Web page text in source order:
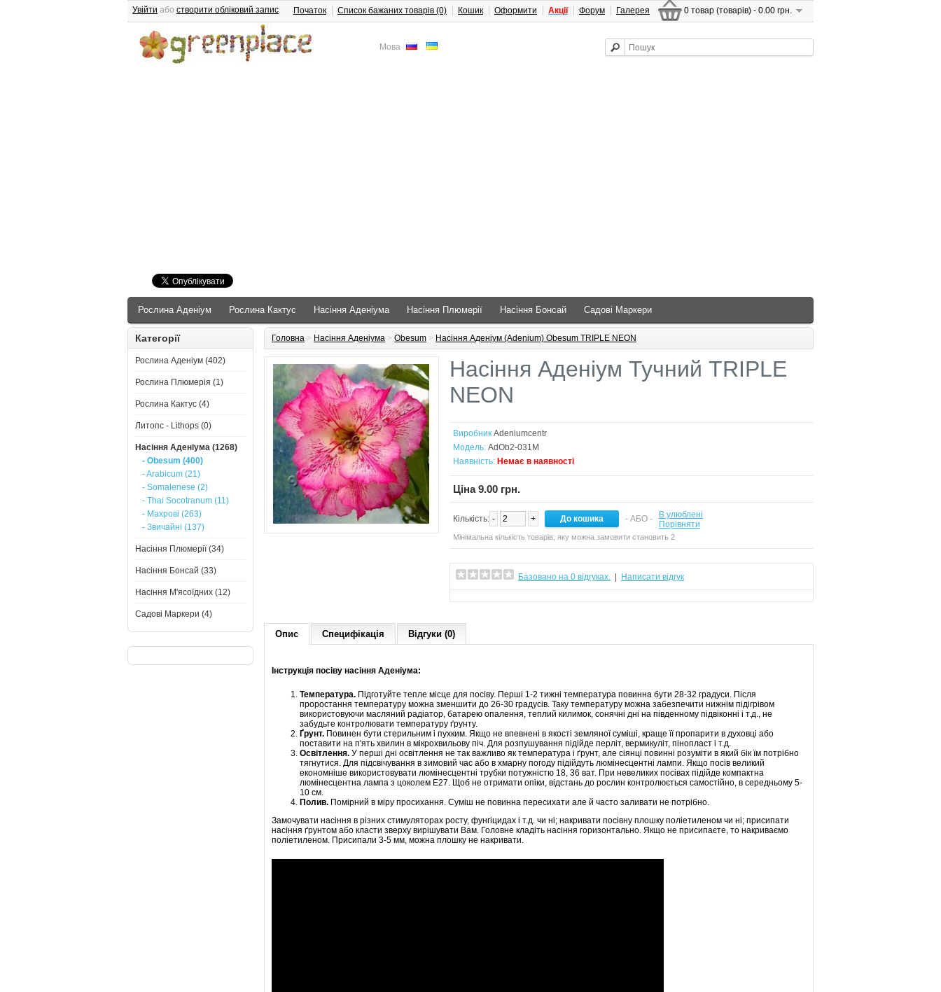
Мова
0 товар (товарів) - 0.00 грн.
Увійти або створити обліковий запис. Початок Список бажаних товарів (0) Кошик Оформити Акції Форум Галерея
Рослина Аденіум Рослина Кактус Насіння Аденіума Насіння Плюмерії Насіння Бонсай Садові Маркери
Категорії
Рослина Аденіум (402)
Рослина Плюмерія (1)
Рослина Кактус (4)
Литопс - Lithops (0)
Насіння Аденіума (1268)
- Obesum (400)
- Arabicum (21)
- Somalenese (2)
- Thai Socotranum (11)
- Махрові (263)
- Звичайні (137)
Насіння Плюмерії (34)
Насіння Бонсай (33)
Насіння М'ясоїдних (12)
Садові Маркери (4)
Головна > Насіння Аденіума > Obesum > Насіння Аденіум (Adenium) Obesum TRIPLE NEON
Насіння Аденіум Тучний TRIPLE
NEON
Виробник Adeniumcentr
Модель: AdOb2-031M
Наявність: Немає в наявності
Ціна 9.00 грн.
Кількість: - + - АБО -
В улюблені
Порівняти
Мінімальна кількість товарів, яку можна замовити становить 2
Базовано на 0 відгуках. Написати відгук
Опис Специфікація Відгуки (0)
Інструкція посіву насіння Аденіума:
Температура. Підготуйте тепле місце для посіву. Перші 1-2 тижні температура повинна бути 28-32 градуси. Після
проростання температуру можна зменшити до 26-30 градусів. Таку температуру можна забезпечити нижнім підігрівом
використовуючи масляний радіатор, батарею опалення, теплий килимок, сонячні дні на південному підвіконні і т.д., не
забудьте контролювати температуру ґрунту.
Ґрунт. Повинен бути стерильним і пухким. Якщо не впевнені в якості земляної суміші, краще її пропарити в духовці або
поставити на п'ять хвилин в мікрохвильову піч. Для розпушування підійде перліт, вермикуліт, пінопласт і т.д.
Освітлення. У перші дні освітлення не так важливо як температура і ґрунт, але сіянці повинні розуміти в який бік їм потрібно
тягнутися. Для підсвічування в зимовий час або в хмарну погоду підійдуть люмінесцентні лампи. Якщо посів великий
економніше використовувати люмінесцентні трубки потужністю 18, 36 ват. При невеликих посівах підійде компактна
люмінесцентна лампа з цоколем Е27. Щоб не отримати опіки, відстань до рослин контролюється самостійно, в середньому 5-
10 см.
Полив. Помірний в міру просихання. Суміш не повинна пересихати але й часто заливати не потрібно.
Замочувати насіння в різних стимуляторах росту, фунгіцидах і т.д. чи ні; накривати посівну плошку поліетиленом чи ні; присипати
насіння ґрунтом або класти зверху вирішувати Вам. Головне кладіть насіння горизонтально. Якщо не присипаєте, то накриваємо
поліетиленом. Присипали 3-5 мм, можна плошку не накривати.